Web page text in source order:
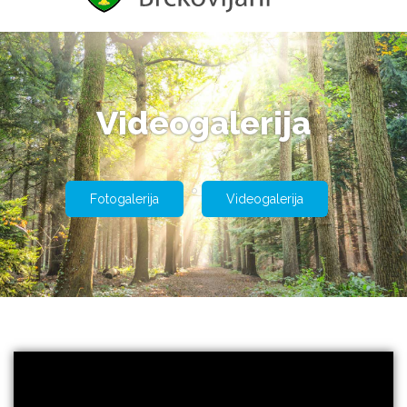
Videogalerija
Fotogalerija Videogalerija